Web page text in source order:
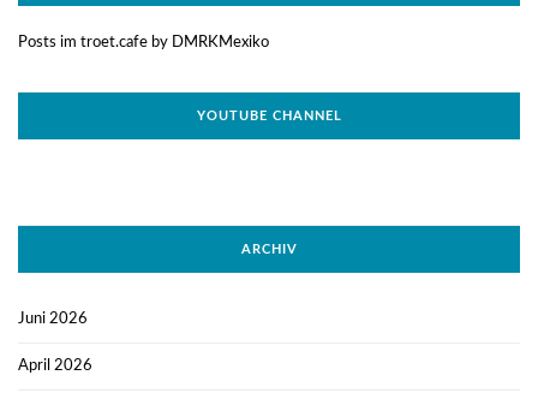
Posts im troet.cafe by DMRKMexiko
YOUTUBE CHANNEL
ARCHIV
Juni 2026
April 2026